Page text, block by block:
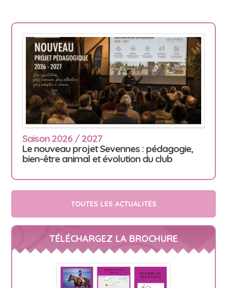
Saison 2026 / 2027
Le nouveau projet Sevennes : pédagogie,
bien-être animal et évolution du club
TOUTES LES ACTUALITÉS
TÉLÉCHARGEZ LA BROCHURE